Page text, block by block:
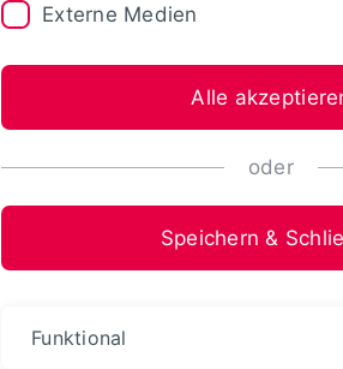
Externe Medien
Alle
oder
Speichern &
Funktional